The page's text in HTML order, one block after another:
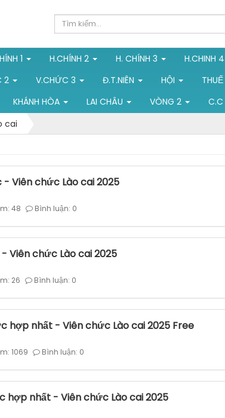
1 H.CHÍNH 2 H. CHÍNH 3 H.CHINH 4
2 V.CHỨC 3 Đ.T.NIÊN HỘI THUẾ
KHÁNH HÒA LAI CHÂU VÒNG 2 C.C
cai
- Viên chức Lào cai 2025
48 Bình luận: 0
Viên chức Lào cai 2025
26 Bình luận: 0
hợp nhất - Viên chức Lào cai 2025 Free
1069 Bình luận: 0
hợp nhất - Viên chức Lào cai 2025